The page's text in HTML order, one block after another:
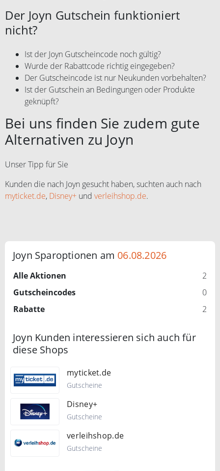
Der Joyn Gutschein funktioniert
nicht?
Ist der Joyn Gutscheincode noch gültig?
Wurde der Rabattcode richtig eingegeben?
Der Gutscheincode ist nur Neukunden vorbehalten?
Ist der Gutschein an Bedingungen oder Produkte
geknüpft?
Bei uns finden Sie zudem gute
Alternativen zu Joyn
Unser Tipp für Sie
Kunden die nach Joyn gesucht haben, suchten auch nach
myticket.de, Disney+ und verleihshop.de.
Joyn Sparoptionen am 06.08.2026
Alle Aktionen
2
Gutscheincodes
0
Rabatte
2
Joyn Kunden interessieren sich auch für
diese Shops
myticket.de
Gutscheine
Disney+
Gutscheine
verleihshop.de
Gutscheine